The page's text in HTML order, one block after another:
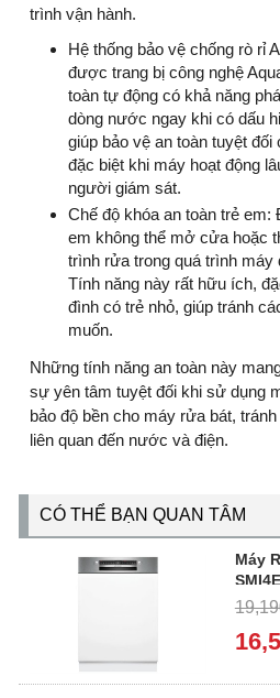
trình vận hành.
Hệ thống bảo vệ chống rò rỉ
được trang bị công nghệ
toàn tự động có khả năng
dòng nước ngay khi có dấu
giúp bảo vệ an toàn tuyệt đối
đặc biệt khi máy hoạt động
người giám sát.
Chế độ khóa an toàn trẻ em:
em không thể mở cửa hoặc
trình rửa trong quá trình máy
Tính năng này rất hữu ích,
đình có trẻ nhỏ, giúp tránh
muốn.
Những tính năng an toàn này
sự yên tâm tuyệt đối khi sử dụng
bảo độ bền cho máy rửa bát,
liên quan đến nước và điện.
CÓ THỂ BẠN QUAN TÂM
Máy
Cửa